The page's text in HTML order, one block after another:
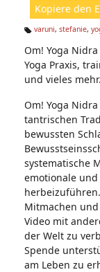
Kopiere den
g
s:
varuni, stefanie,
Om! Yoga
Yoga Praxis,
und vieles mehr.
Om! Yoga
tantrischen
bewussten
systematische
emotionale
Mitmachen
Video mit
der Welt zu
Spende
am Leben zu